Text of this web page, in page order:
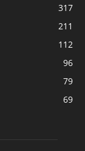
317
211
112
96
79
69